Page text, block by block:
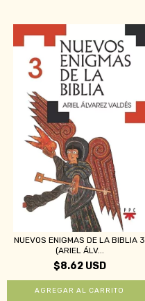
NUEVOS ENIGMAS DE LA BIBLIA 3
(ARIEL ÁLV...
$8.62 USD